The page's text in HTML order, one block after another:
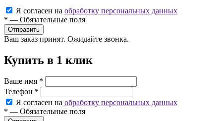
Я согласен на обработку персональных данных
* — Обязательные поля
Ваш заказ принят. Ожидайте звонка.
Купить в 1 клик
Ваше имя *
Телефон *
Я согласен на обработку персональных данных
* — Обязательные поля